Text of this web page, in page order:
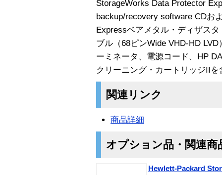
StorageWorks Data Protector
backup/recovery software CDお
Expressベアメタル・ディザス
ブル（68ピンWide VHD-HD
ーミネータ、電源コード、HP
クリーニング・カートリッジIIを
関連リンク
商品詳細
オプション品・関連商
Hewlett-Packard